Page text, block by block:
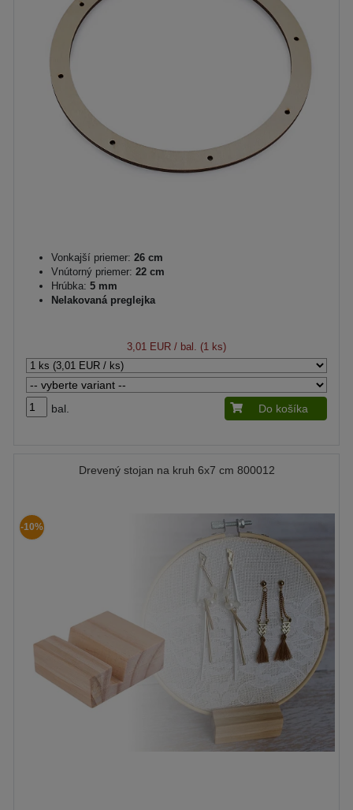
Vonkajší priemer: 26 cm
Vnútorný priemer: 22 cm
Hrúbka: 5 mm
Nelakovaná preglejka
3,01 EUR / bal. (1 ks)
bal. Do košíka
Drevený stojan na kruh 6x7 cm 800012
-10%